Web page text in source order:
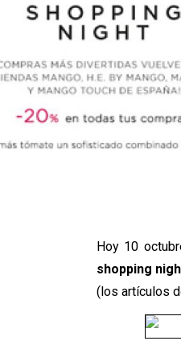
Hoy 10
shopping
(los artículos